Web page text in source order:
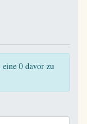
0 davor zu